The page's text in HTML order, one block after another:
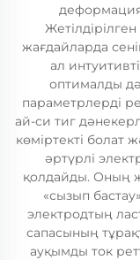
жағдайларда
ал
оптималды
параметрлерді
ай-си тиг
көміртекті болат
әртүрлі
қолдайды. Оның
«сызып
электродтың
сапасының
ауқымды ток